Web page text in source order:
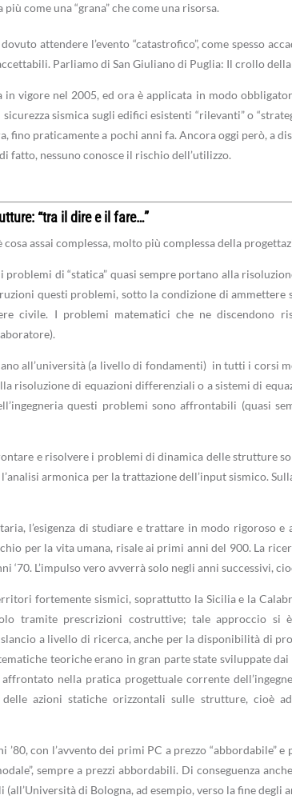
come una “grana” che come una risorsa.
attendere l’evento “catastrofico”, come spesso
Parliamo di San Giuliano di Puglia: Il crollo della
vigore nel 2005, ed ora è applicata in modo
sismica sugli edifici esistenti “rilevanti” o
fino praticamente a pochi anni fa. Ancora oggi però, a
fatto, nessuno conosce il rischio dell’utilizzo.
“tra il dire e il fare…”
assai complessa, molto più complessa della
problemi di “statica” quasi sempre portano alla
questi problemi, sotto la condizione di ammettere
civile. I problemi matematici che ne discendono
all’università (a livello di fondamenti) in tutti i corsi
risoluzione di equazioni differenziali o a sistemi di
questi problemi sono affrontabili (quasi
e risolvere i problemi di dinamica delle strutture
armonica per la trattazione dell’input sismico.
l’esigenza di studiare e trattare in modo rigoroso e
per la vita umana, risale ai primi anni del 900. La
‘70. L’impulso vero avverrà solo negli anni successivi,
fortemente sismici, soprattutto la Sicilia e la
tramite prescrizioni costruttive; tale approccio si
a livello di ricerca, anche per la disponibilità di
teoriche erano in gran parte state sviluppate
nella pratica progettuale corrente
azioni statiche orizzontali sulle strutture, cioè
con l’avvento dei primi PC a prezzo “abbordabile”
sempre a prezzi abbordabili. Di conseguenza
di Bologna, ad esempio, verso la fine degli